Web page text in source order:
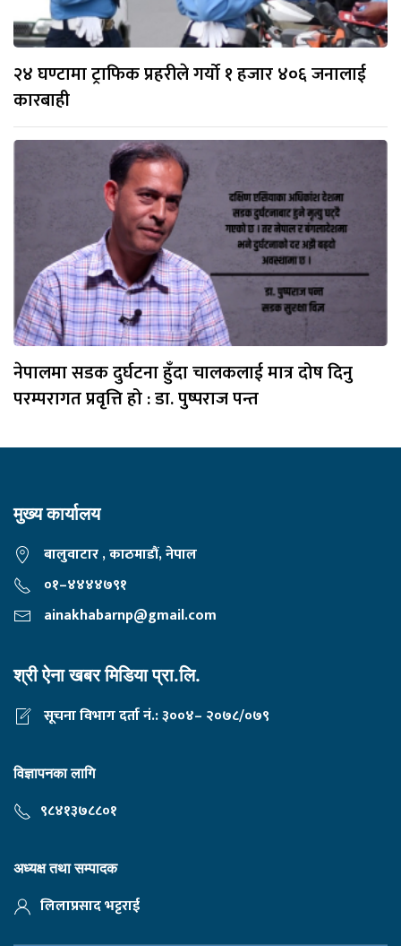
२४ घण्टामा ट्राफिक प्रहरीले गर्यो १ हजार ४०६ जनालाई
कारबाही
नेपालमा सडक दुर्घटना हुँदा चालकलाई मात्र दोष दिनु
परम्परागत प्रवृत्ति हो : डा. पुष्पराज पन्त
मुख्य कार्यालय
बालुवाटार , काठमाडौं, नेपाल
०१–४४४४७९१
ainakhabarnp@gmail.com
श्री ऐना खबर मिडिया प्रा.लि.
सूचना विभाग दर्ता नं.: ३००४– २०७८/०७९
विज्ञापनका लागि
९८४१३७८८०१
अध्यक्ष तथा सम्पादक
लिलाप्रसाद भट्टराई